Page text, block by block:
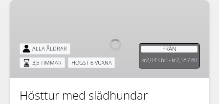
Hösttur
FRÅN
kr2,043.60 - kr2,567.60
ALLA ÅLDRAR
3,5 TIMMAR
HÖGST 6 VUXNA
Hösttur med slädhundar